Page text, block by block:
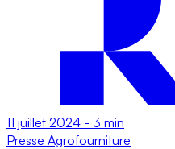
11 juillet 2024 - 3 min
Presse Agrofourniture